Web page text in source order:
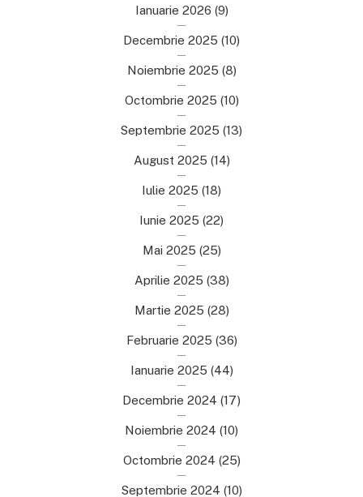
Ianuarie 2026 (9)
Decembrie 2025 (10)
Noiembrie 2025 (8)
Octombrie 2025 (10)
Septembrie 2025 (13)
August 2025 (14)
Iulie 2025 (18)
Iunie 2025 (22)
Mai 2025 (25)
Aprilie 2025 (38)
Martie 2025 (28)
Februarie 2025 (36)
Ianuarie 2025 (44)
Decembrie 2024 (17)
Noiembrie 2024 (10)
Octombrie 2024 (25)
Septembrie 2024 (10)